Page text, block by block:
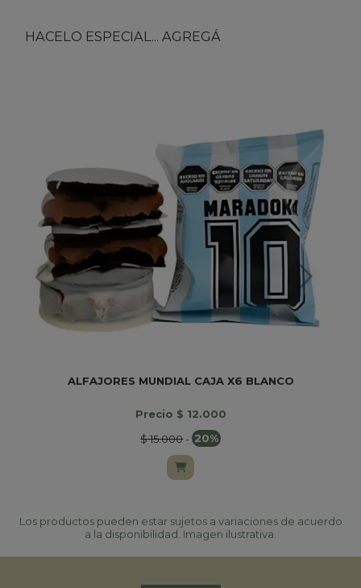
HACELO ESPECIAL... AGREGÁ
ALFAJORES MUNDIAL CAJA X6 BLANCO
Precio $ 12.000
$ 15.000- 20%
Los productos pueden estar sujetos a variaciones de acuerdo
a la disponibilidad. Imagen ilustrativa.